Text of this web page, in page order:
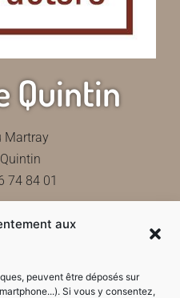
aux
peuvent être déposés sur
Si vous y consentez,
Quintin
Martray
74 84 01